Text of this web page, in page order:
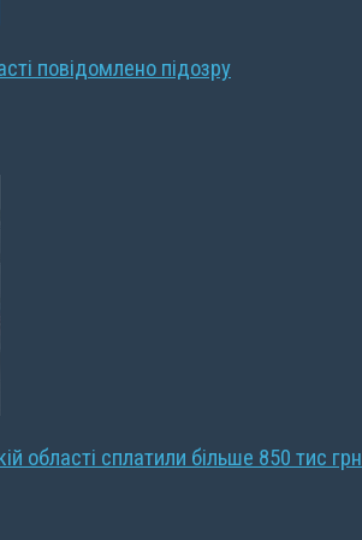
повідомлено підозру
області сплатили більше 850 тис грн